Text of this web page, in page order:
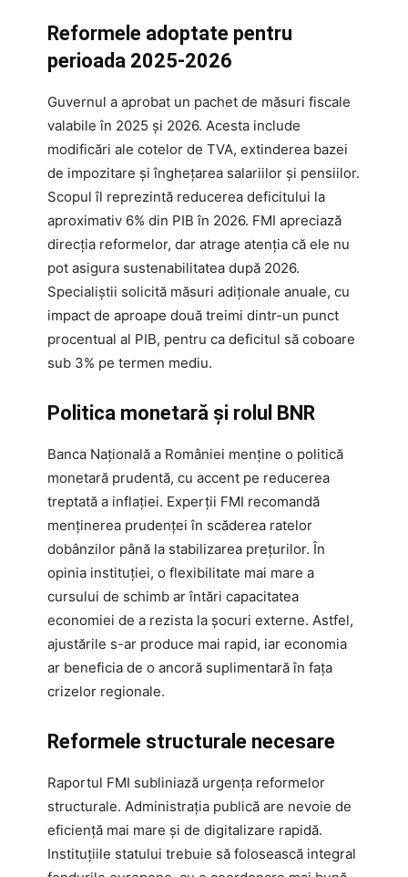
Reformele adoptate pentru
perioada 2025-2026
Guvernul a aprobat un pachet de măsuri fiscale
valabile în 2025 și 2026. Acesta include
modificări ale cotelor de TVA, extinderea bazei
de impozitare și înghețarea salariilor și pensiilor.
Scopul îl reprezintă reducerea deficitului la
aproximativ 6% din PIB în 2026. FMI apreciază
direcția reformelor, dar atrage atenția că ele nu
pot asigura sustenabilitatea după 2026.
Specialiștii solicită măsuri adiționale anuale, cu
impact de aproape două treimi dintr-un punct
procentual al PIB, pentru ca deficitul să coboare
sub 3% pe termen mediu.
Politica monetară și rolul BNR
Banca Națională a României menține o politică
monetară prudentă, cu accent pe reducerea
treptată a inflației. Experții FMI recomandă
menținerea prudenței în scăderea ratelor
dobânzilor până la stabilizarea prețurilor. În
opinia instituției, o flexibilitate mai mare a
cursului de schimb ar întări capacitatea
economiei de a rezista la șocuri externe. Astfel,
ajustările s-ar produce mai rapid, iar economia
ar beneficia de o ancoră suplimentară în fața
crizelor regionale.
Reformele structurale necesare
Raportul FMI subliniază urgența reformelor
structurale. Administrația publică are nevoie de
eficiență mai mare și de digitalizare rapidă.
Instituțiile statului trebuie să folosească integral